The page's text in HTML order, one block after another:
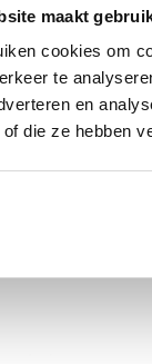
maakt
cookies om
te
en
die ze hebben
tot gas,